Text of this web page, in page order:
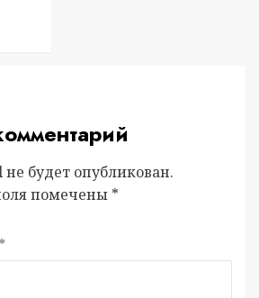
будет опубликован.
помечены *
*